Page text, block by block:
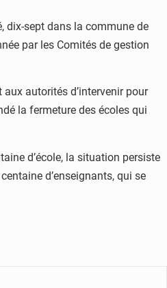
dix-sept dans la commune de
par les Comités de gestion
autorités d’intervenir pour
la fermeture des écoles qui
d’école, la situation persiste
d’enseignants, qui se